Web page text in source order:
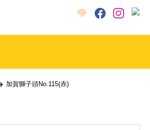
クラウドファンディング
FacebookInstagram
X
加賀獅子頭No.115(赤)